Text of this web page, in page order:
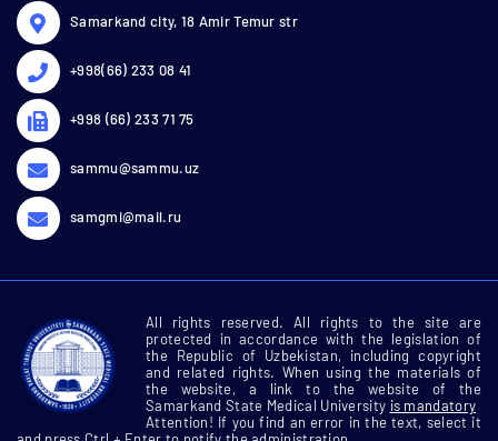
Samarkand city, 18 Amir Temur str
+998(66) 233 08 41
+998 (66) 233 71 75
sammu@sammu.uz
samgmi@mail.ru
All rights reserved. All rights to the site are
protected in accordance with the legislation of
the Republic of Uzbekistan, including copyright
and related rights. When using the materials of
the website, a link to the website of the
Samarkand State Medical University is mandatory
Attention! If you find an error in the text, select it